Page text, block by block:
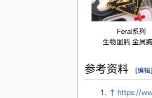
Feral系列
生物图腾 金属
参考资料 [编辑]
↑ https://